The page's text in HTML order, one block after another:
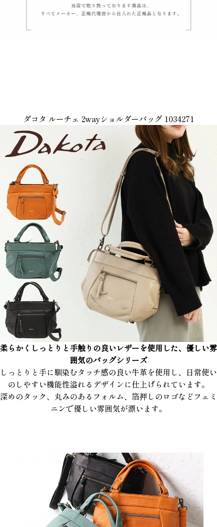
ダコタ ルーチェ 2wayショルダーバッグ 1034271
柔らかくしっとりと手触りの良いレザーを使用した、優しい雰
囲気のバッグシリーズ
しっとりと手に馴染むタッチ感の良い牛革を使用し、日常使い
のしやすい機能性溢れるデザインに仕上げられています。
深めのタック、丸みのあるフォルム、箔押しのロゴなどフェミ
ニンで優しい雰囲気が漂います。